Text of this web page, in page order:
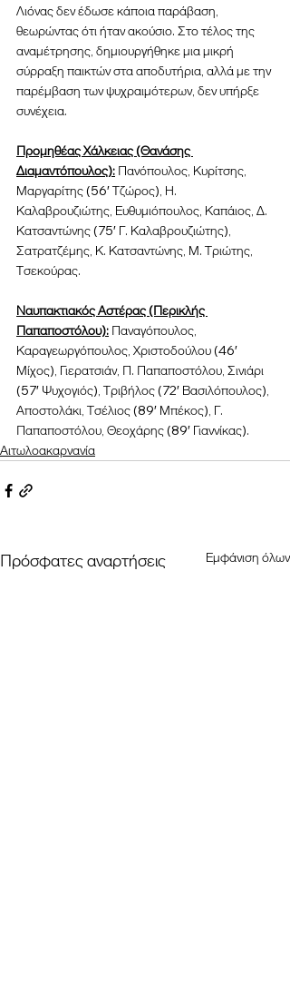
Λιόνας δεν έδωσε κάποια παράβαση,
θεωρώντας ότι ήταν ακούσιο. Στο τέλος της
αναμέτρησης, δημιουργήθηκε μια μικρή
σύρραξη παικτών στα αποδυτήρια, αλλά με την
παρέμβαση των ψυχραιμότερων, δεν υπήρξε
συνέχεια.
Προμηθέας Χάλκειας (Θανάσης
Διαμαντόπουλος): Πανόπουλος, Κυρίτσης,
Μαργαρίτης (56′ Τζώρος), Η.
Καλαβρουζιώτης, Ευθυμιόπουλος, Καπάιος, Δ.
Κατσαντώνης (75′ Γ. Καλαβρουζιώτης),
Σατρατζέμης, Κ. Κατσαντώνης, Μ. Τριώτης,
Τσεκούρας.
Ναυπακτιακός Αστέρας (Περικλής
Παπαποστόλου): Παναγόπουλος,
Καραγεωργόπουλος, Χριστοδούλου (46′
Μίχος), Γιερατσιάν, Π. Παπαποστόλου, Σινιάρι
(57′ Ψυχογιός), Τριβήλος (72′ Βασιλόπουλος),
Αποστολάκι, Τσέλιος (89′ Μπέκος), Γ.
Παπαποστόλου, Θεοχάρης (89′ Γιαννίκας).
Αιτωλοακαρνανία
Πρόσφατες αναρτήσεις Εμφάνιση όλων